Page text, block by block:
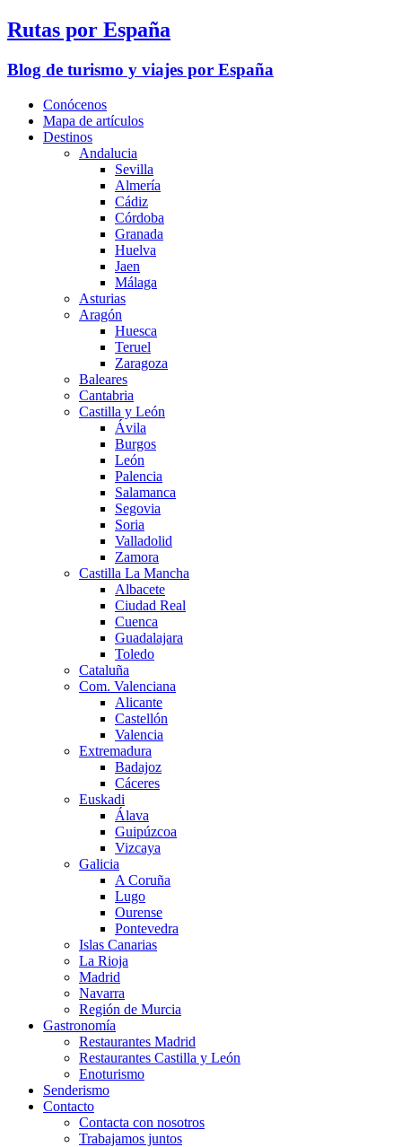
Rutas por España
Blog de turismo y viajes por España
Conócenos
Mapa de artículos
Destinos
Andalucia
Sevilla
Almería
Cádiz
Córdoba
Granada
Huelva
Jaen
Málaga
Asturias
Aragón
Huesca
Teruel
Zaragoza
Baleares
Cantabria
Castilla y León
Ávila
Burgos
León
Palencia
Salamanca
Segovia
Soria
Valladolid
Zamora
Castilla La Mancha
Albacete
Ciudad Real
Cuenca
Guadalajara
Toledo
Cataluña
Com. Valenciana
Alicante
Castellón
Valencia
Extremadura
Badajoz
Cáceres
Euskadi
Álava
Guipúzcoa
Vizcaya
Galicia
A Coruña
Lugo
Ourense
Pontevedra
Islas Canarias
La Rioja
Madrid
Navarra
Región de Murcia
Gastronomía
Restaurantes Madrid
Restaurantes Castilla y León
Enoturismo
Senderismo
Contacto
Contacta con nosotros
Trabajamos juntos